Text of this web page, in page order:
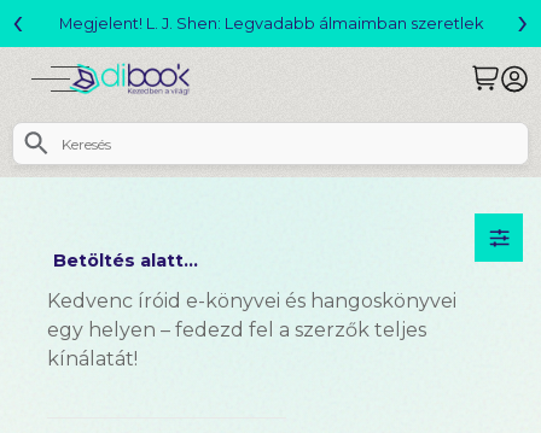
álmaimban szeretlek
‹ ›
Betöltés alatt...
Kedvenc íróid e-könyvei és hangoskönyvei
egy helyen – fedezd fel a szerzők teljes
kínálatát!